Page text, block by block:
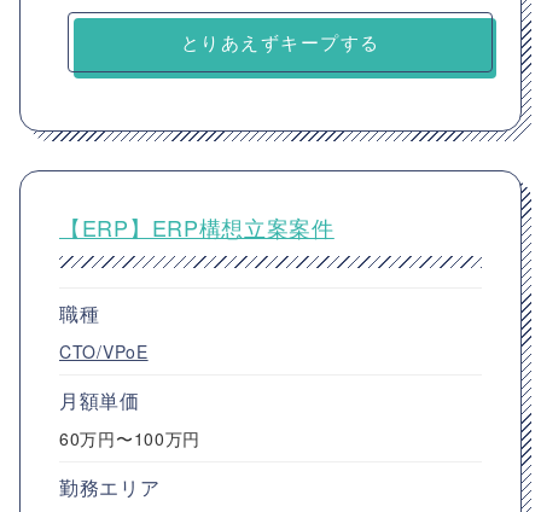
とりあえずキープする
【ERP】ERP構想立案案件
職種
CTO/VPoE
月額単価
60万円〜100万円
勤務エリア